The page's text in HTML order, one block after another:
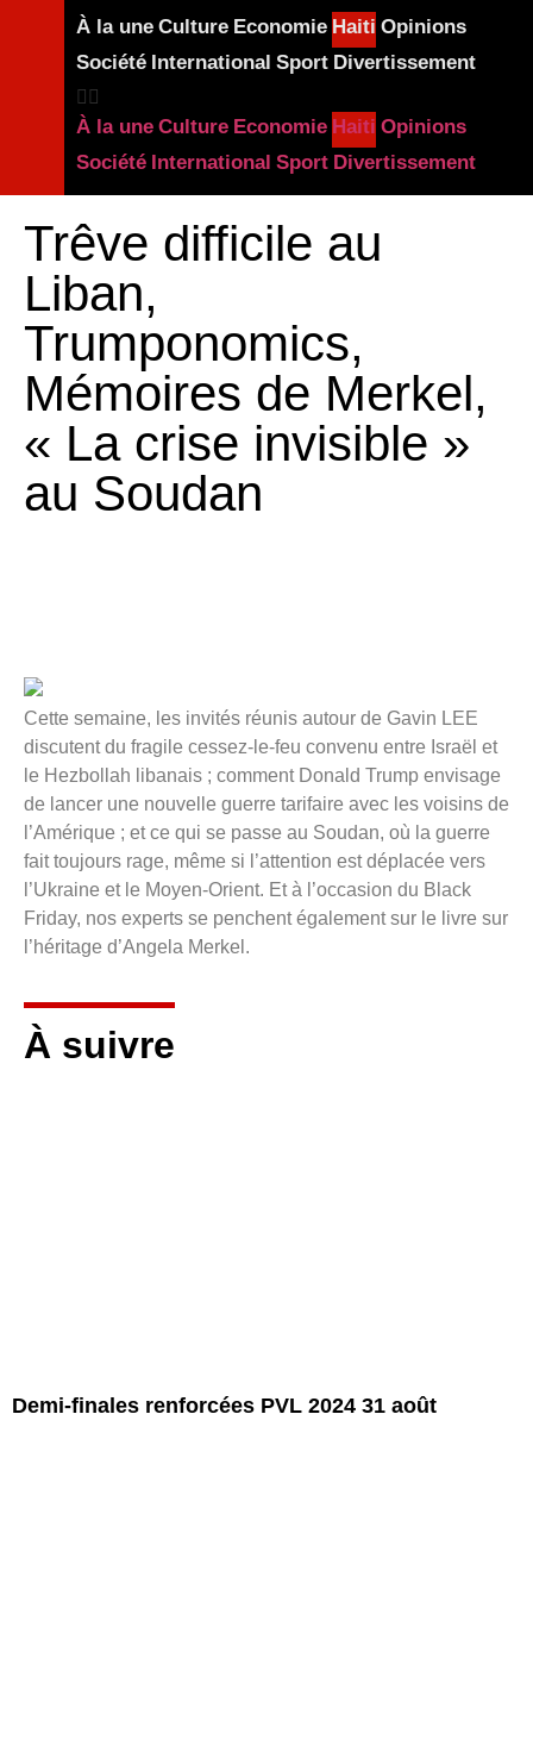
À la une Culture Economie Haiti Opinions
Société International Sport Divertissement
À la une Culture Economie Haiti Opinions
Société International Sport Divertissement
Trêve difficile au
Liban,
Trumponomics,
Mémoires de Merkel,
« La crise invisible »
au Soudan
Cette semaine, les invités réunis autour de Gavin LEE
discutent du fragile cessez-le-feu convenu entre Israël et
le Hezbollah libanais ; comment Donald Trump envisage
de lancer une nouvelle guerre tarifaire avec les voisins de
l’Amérique ; et ce qui se passe au Soudan, où la guerre
fait toujours rage, même si l’attention est déplacée vers
l’Ukraine et le Moyen-Orient. Et à l’occasion du Black
Friday, nos experts se penchent également sur le livre sur
l’héritage d’Angela Merkel.
À suivre
Demi-finales renforcées PVL 2024 31 août